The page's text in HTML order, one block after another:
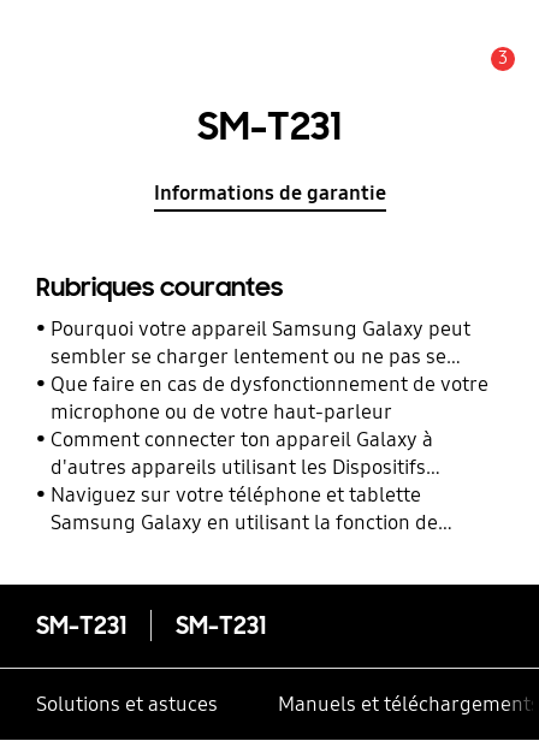
3
SM-T231
Informations de garantie
Rubriques courantes
Pourquoi votre appareil Samsung Galaxy peut
sembler se charger lentement ou ne pas se
charger du tout
Que faire en cas de dysfonctionnement de votre
microphone ou de votre haut-parleur
Comment connecter ton appareil Galaxy à
d'autres appareils utilisant les Dispositifs
Connectés ?
Naviguez sur votre téléphone et tablette
Samsung Galaxy en utilisant la fonction de
SM-T231 SM-T231
Solutions et astuces Manuels et téléchargements